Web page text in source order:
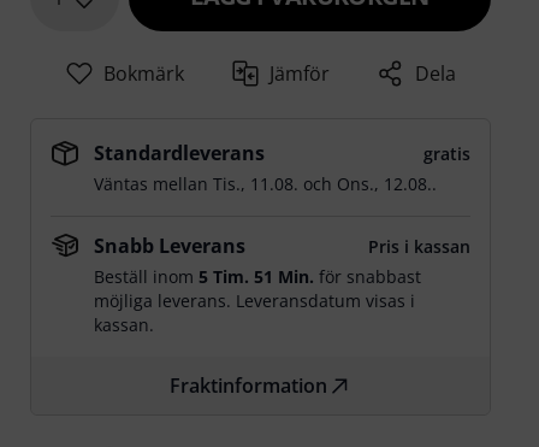
Bokmärk Jämför Dela
Standardleverans
gratis
Väntas mellanTis., 11.08. och Ons., 12.08..
Snabb Leverans
Pris i kassan
Beställ inom 5 Tim. 51 Min. för snabbast
möjliga leverans. Leveransdatum visas i
kassan.
Fraktinformation